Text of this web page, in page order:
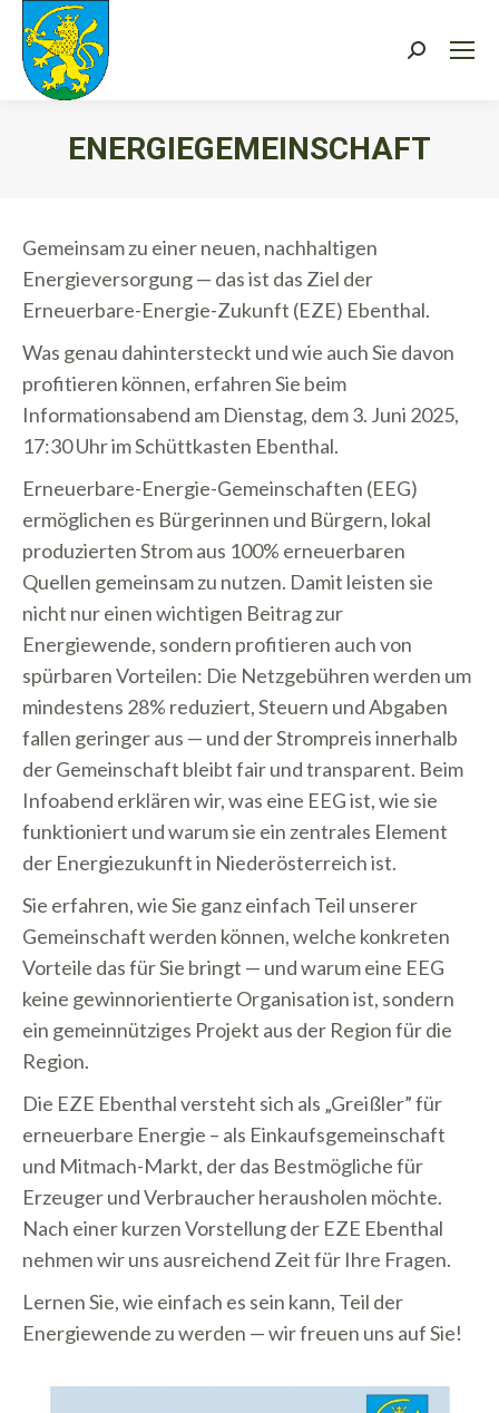
Search:
ENERGIEGEMEINSCHAFT
Gemeinsam zu einer neuen, nachhaltigen
Energieversorgung — das ist das Ziel der
Erneuerbare-Energie-Zukunft (EZE) Ebenthal.
Was genau dahintersteckt und wie auch Sie davon
profitieren können, erfahren Sie beim
Informationsabend am Dienstag, dem 3. Juni 2025,
17:30 Uhr im Schüttkasten Ebenthal.
Erneuerbare-Energie-Gemeinschaften (EEG)
ermöglichen es Bürgerinnen und Bürgern, lokal
produzierten Strom aus 100% erneuerbaren
Quellen gemeinsam zu nutzen. Damit leisten sie
nicht nur einen wichtigen Beitrag zur
Energiewende, sondern profitieren auch von
spürbaren Vorteilen: Die Netzgebühren werden um
mindestens 28% reduziert, Steuern und Abgaben
fallen geringer aus — und der Strompreis innerhalb
der Gemeinschaft bleibt fair und transparent. Beim
Infoabend erklären wir, was eine EEG ist, wie sie
funktioniert und warum sie ein zentrales Element
der Energiezukunft in Niederösterreich ist.
Sie erfahren, wie Sie ganz einfach Teil unserer
Gemeinschaft werden können, welche konkreten
Vorteile das für Sie bringt — und warum eine EEG
keine gewinnorientierte Organisation ist, sondern
ein gemeinnütziges Projekt aus der Region für die
Region.
Die EZE Ebenthal versteht sich als „Greißler” für
erneuerbare Energie – als Einkaufsgemeinschaft
und Mitmach-Markt, der das Bestmögliche für
Erzeuger und Verbraucher herausholen möchte.
Nach einer kurzen Vorstellung der EZE Ebenthal
nehmen wir uns ausreichend Zeit für Ihre Fragen.
Lernen Sie, wie einfach es sein kann, Teil der
Energiewende zu werden — wir freuen uns auf Sie!